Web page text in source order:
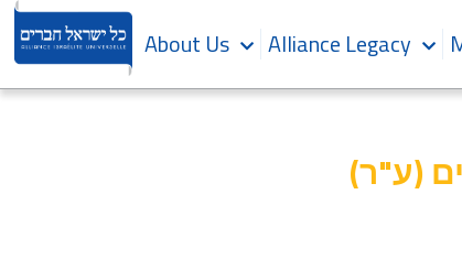
About Us Alliance Legacy
(ע"ר)